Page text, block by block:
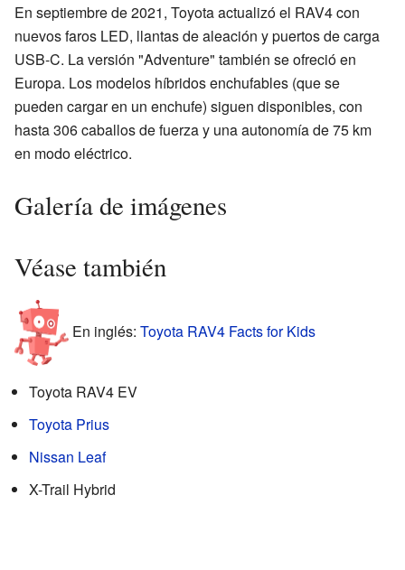
En septiembre de 2021, Toyota actualizó el RAV4 con
nuevos faros LED, llantas de aleación y puertos de carga
USB-C. La versión "Adventure" también se ofreció en
Europa. Los modelos híbridos enchufables (que se
pueden cargar en un enchufe) siguen disponibles, con
hasta 306 caballos de fuerza y una autonomía de 75 km
en modo eléctrico.
Galería de imágenes
Véase también
En inglés: Toyota RAV4 Facts for Kids
Toyota RAV4 EV
Toyota Prius
Nissan Leaf
X-Trail Hybrid